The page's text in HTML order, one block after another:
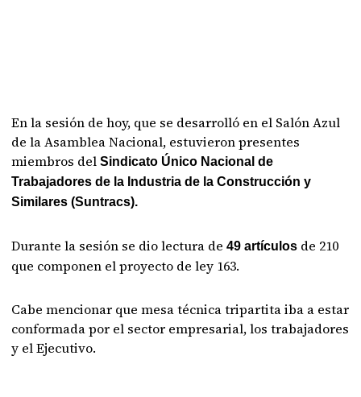
En la sesión de hoy, que se desarrolló en el Salón Azul
de la Asamblea Nacional, estuvieron presentes
miembros delSindicato Único Nacional de
Trabajadores de la Industria de la Construcción y
Similares (Suntracs).
Durante la sesión se dio lectura de49 artículos de 210
que componen el proyecto de ley 163.
Cabe mencionar que mesa técnica tripartita iba a estar
conformada por el sector empresarial, los trabajadores
y el Ejecutivo.